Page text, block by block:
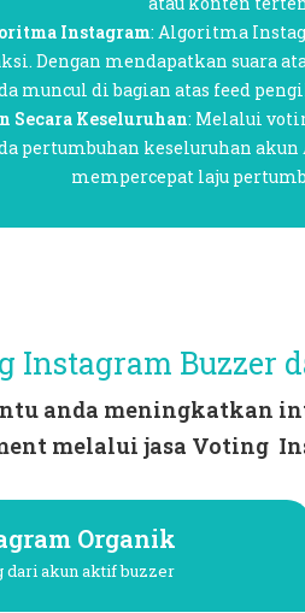
Instagram: Algoritma
Dengan mendapatkan suara
muncul di bagian atas feed
Secara Keseluruhan: Melalui
pertumbuhan keseluruhan
mempercepat laju
Instagram Buzzer
anda meningkatkan
melalui jasa Voting
Organik
dari akun aktif buzzer